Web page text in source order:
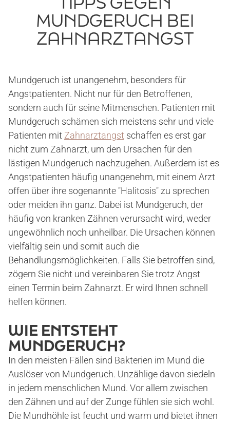
MUNDGERUCH BEI
ZAHNARZTANGST
Mundgeruch ist unangenehm, besonders für
Angstpatienten. Nicht nur für den Betroffenen,
sondern auch für seine Mitmenschen. Patienten mit
Mundgeruch schämen sich meistens sehr und viele
Patienten mit Zahnarztangst schaffen es erst gar
nicht zum Zahnarzt, um den Ursachen für den
lästigen Mundgeruch nachzugehen. Außerdem ist es
Angstpatienten häufig unangenehm, mit einem Arzt
offen über ihre sogenannte "Halitosis" zu sprechen
oder meiden ihn ganz. Dabei ist Mundgeruch, der
häufig von kranken Zähnen verursacht wird, weder
ungewöhnlich noch unheilbar. Die Ursachen können
vielfältig sein und somit auch die
Behandlungsmöglichkeiten. Falls Sie betroffen sind,
zögern Sie nicht und vereinbaren Sie trotz Angst
einen Termin beim Zahnarzt. Er wird Ihnen schnell
helfen können.
WIE ENTSTEHT
MUNDGERUCH?
In den meisten Fällen sind Bakterien im Mund die
Auslöser von Mundgeruch. Unzählige davon siedeln
in jedem menschlichen Mund. Vor allem zwischen
den Zähnen und auf der Zunge fühlen sie sich wohl.
Die Mundhöhle ist feucht und warm und bietet ihnen